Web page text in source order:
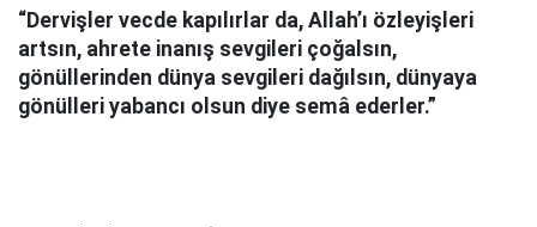
“Dervişler vecde kapılırlar da, Allah’ı özleyişleri
artsın, ahrete inanış sevgileri çoğalsın,
gönüllerinden dünya sevgileri dağılsın, dünyaya
gönülleri yabancı olsun diye semâ ederler.”